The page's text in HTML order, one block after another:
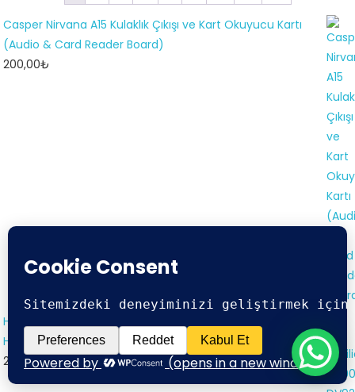
Casper Nirvana A15 Kulaklık Çıkışı ve Kart Okuyucu Kartı
(Audio & Card Reader Board)
200,00₺
HP Pavilion DV9000 DV9200 DV9500 DV9700 Dahili
Hoparlör
250,00₺